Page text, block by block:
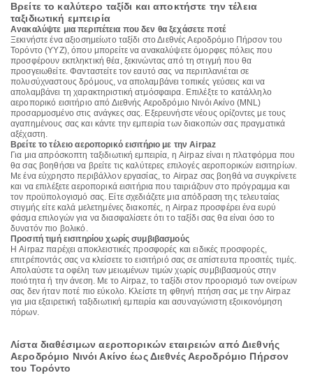
Βρείτε το καλύτερο ταξίδι και αποκτήστε την τέλεια
ταξιδιωτική εμπειρία
Ανακαλύψτε μια περιπέτεια που δεν θα ξεχάσετε ποτέ
Ξεκινήστε ένα αξιοσημείωτο ταξίδι στο Διεθνές Αεροδρόμιο Πήρσον του
Τορόντο (YYZ), όπου μπορείτε να ανακαλύψετε όμορφες πόλεις που
προσφέρουν εκπληκτική θέα, ξεκινώντας από τη στιγμή που θα
προσγειωθείτε. Φανταστείτε τον εαυτό σας να περιπλανιέται σε
πολυσύχναστους δρόμους, να απολαμβάνει τοπικές γεύσεις και να
απολαμβάνει τη χαρακτηριστική ατμόσφαιρα. Επιλέξτε το κατάλληλο
αεροπορικό εισιτήριο από Διεθνής Αεροδρόμιο Νινόι Ακίνο (MNL)
προσαρμοσμένο στις ανάγκες σας. Εξερευνήστε νέους ορίζοντες με τους
αγαπημένους σας και κάντε την εμπειρία των διακοπών σας πραγματικά
αξέχαστη.
Βρείτε το τέλειο αεροπορικό εισιτήριο με την Airpaz
Για μια απρόσκοπτη ταξιδιωτική εμπειρία, η Airpaz είναι η πλατφόρμα που
θα σας βοηθήσει να βρείτε τις καλύτερες επιλογές αεροπορικών εισιτηρίων.
Με ένα εύχρηστο περιβάλλον εργασίας, το Airpaz σας βοηθά να συγκρίνετε
και να επιλέξετε αεροπορικά εισιτήρια που ταιριάζουν στο πρόγραμμα και
τον προϋπολογισμό σας. Είτε σχεδιάζετε μια απόδραση της τελευταίας
στιγμής είτε καλά μελετημένες διακοπές, η Airpaz προσφέρει ένα ευρύ
φάσμα επιλογών για να διασφαλίσετε ότι το ταξίδι σας θα είναι όσο το
δυνατόν πιο βολικό.
Προσιτή τιμή εισιτηρίου χωρίς συμβιβασμούς
Η Airpaz παρέχει αποκλειστικές προσφορές και ειδικές προσφορές,
επιτρέποντάς σας να κλείσετε το εισιτήριό σας σε απίστευτα προσιτές τιμές.
Απολαύστε τα οφέλη των μειωμένων τιμών χωρίς συμβιβασμούς στην
ποιότητα ή την άνεση. Με το Airpaz, το ταξίδι στον προορισμό των ονείρων
σας δεν ήταν ποτέ πιο εύκολο. Κλείστε τη φθηνή πτήση σας με την Airpaz
για μια εξαιρετική ταξιδιωτική εμπειρία και ασυναγώνιστη εξοικονόμηση
πόρων.
Λίστα διαθέσιμων αεροπορικών εταιρειών από Διεθνής
Αεροδρόμιο Νινόι Ακίνο έως Διεθνές Αεροδρόμιο Πήρσον
του Τορόντο